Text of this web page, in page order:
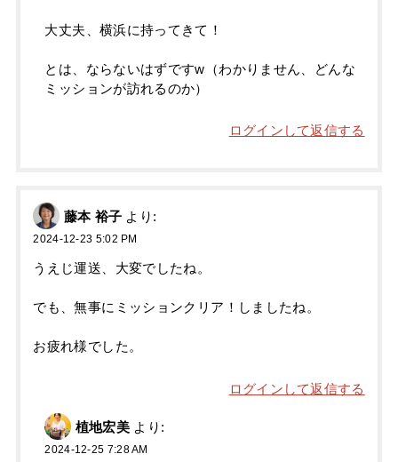
大丈夫、横浜に持ってきて！
とは、ならないはずですw（わかりません、どんな
ミッションが訪れるのか）
ログインして返信する
藤本 裕子 より:
2024-12-23 5:02 PM
うえじ運送、大変でしたね。
でも、無事にミッションクリア！しましたね。
お疲れ様でした。
ログインして返信する
植地宏美 より:
2024-12-25 7:28 AM